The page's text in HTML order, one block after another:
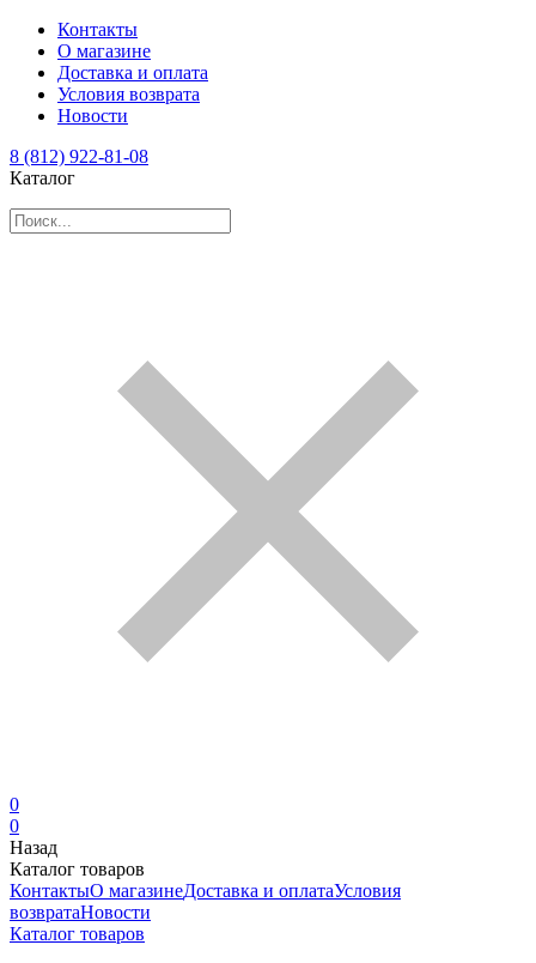
Контакты
О магазине
Доставка и оплата
Условия возврата
Новости
8 (812) 922-81-08
Каталог
0
0
Назад
Каталог товаров
КонтактыО магазинеДоставка и оплатаУсловия
возвратаНовости
Каталог товаров